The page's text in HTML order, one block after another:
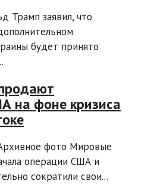
Трамп заявил, что
будет принято
на фоне кризиса
фото Мировые
операции США и
сократили свои...